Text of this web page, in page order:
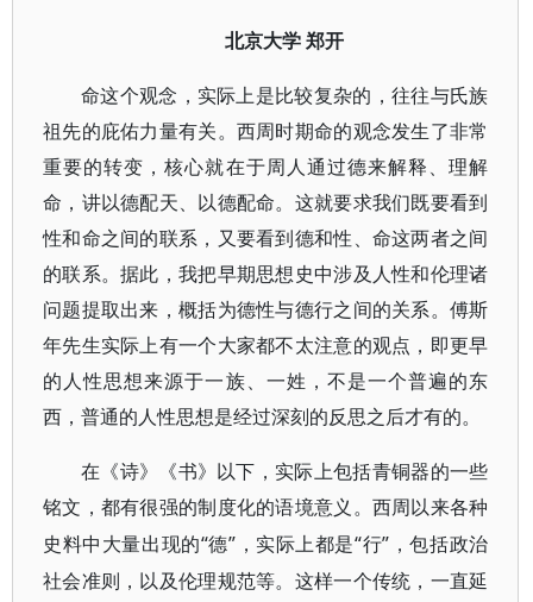
北京大学 郑开
命这个观念，实际上是比较复杂的，往往与氏族
祖先的庇佑力量有关。西周时期命的观念发生了非常
重要的转变，核心就在于周人通过德来解释、理解
命，讲以德配天、以德配命。这就要求我们既要看到
性和命之间的联系，又要看到德和性、命这两者之间
的联系。据此，我把早期思想史中涉及人性和伦理诸
问题提取出来，概括为德性与德行之间的关系。傅斯
年先生实际上有一个大家都不太注意的观点，即更早
的人性思想来源于一族、一姓，不是一个普遍的东
西，普通的人性思想是经过深刻的反思之后才有的。
在《诗》《书》以下，实际上包括青铜器的一些
铭文，都有很强的制度化的语境意义。西周以来各种
史料中大量出现的“德”，实际上都是“行”，包括政治
社会准则，以及伦理规范等。这样一个传统，一直延